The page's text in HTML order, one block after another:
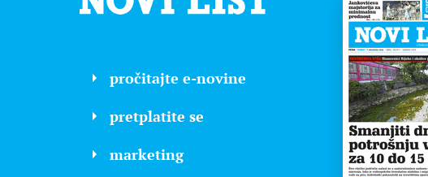
pročitajte e-novine
pretplatite se
marketing